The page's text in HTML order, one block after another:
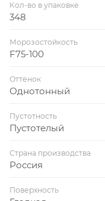
Кол-во в упаковке
348
Морозостойкость
F75-100
Оттенок
Однотонный
Пустотность
Пустотелый
Страна производства
Россия
Поверхность